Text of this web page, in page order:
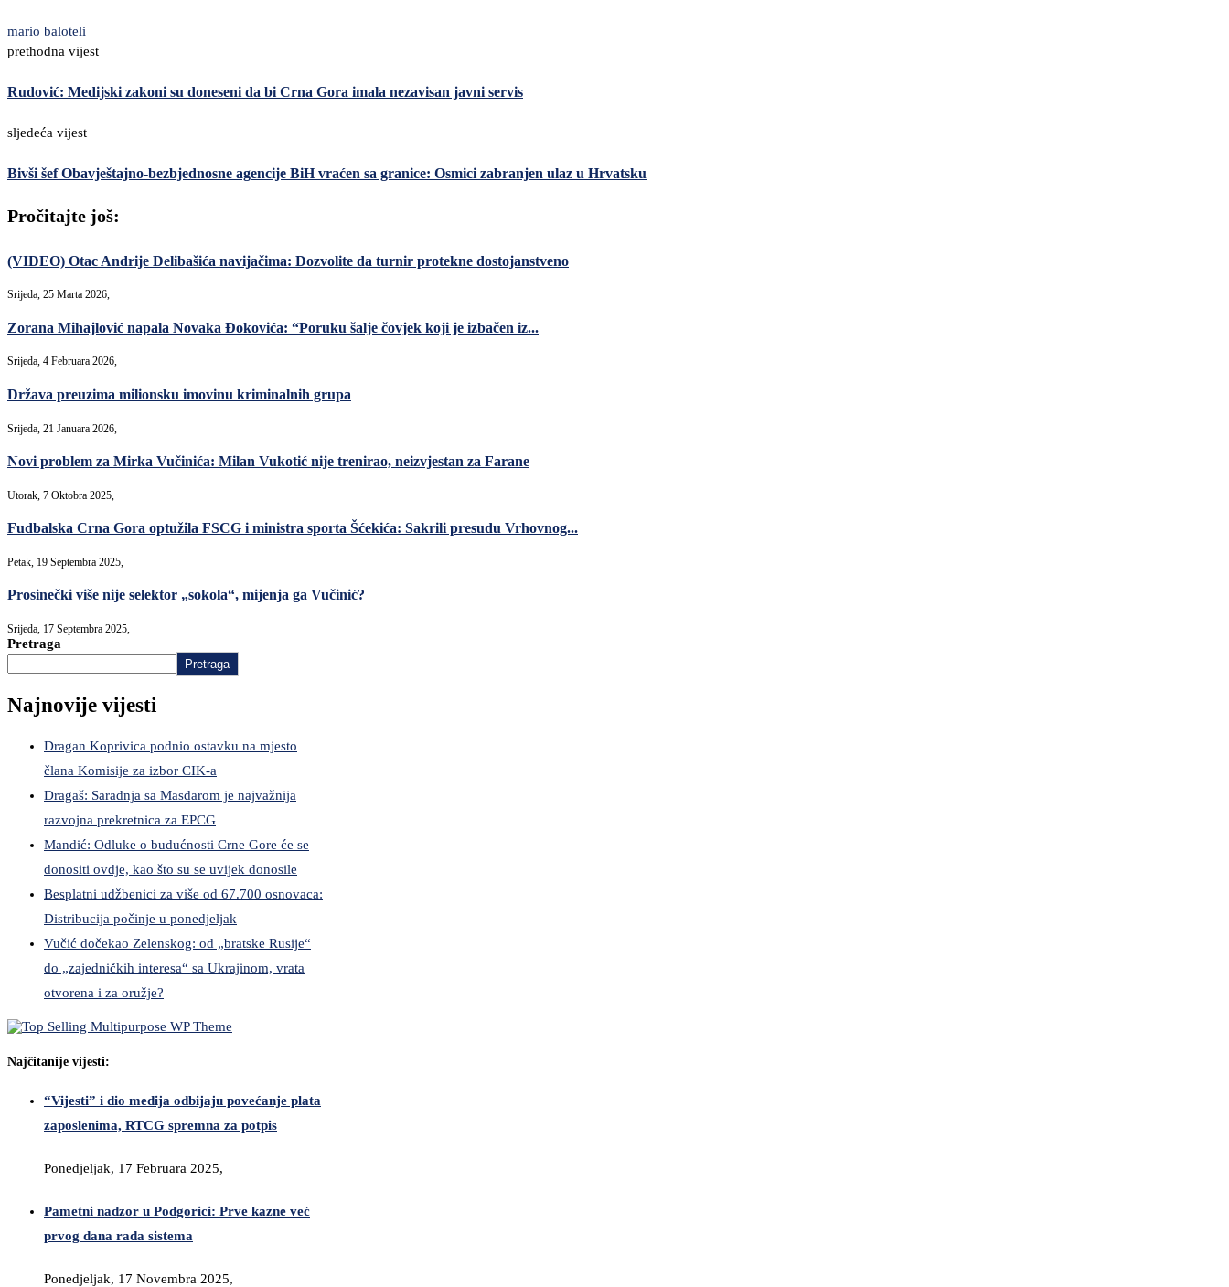
mario baloteli
prethodna vijest
Rudović: Medijski zakoni su doneseni da bi Crna Gora imala nezavisan javni servis
sljedeća vijest
Bivši šef Obavještajno-bezbjednosne agencije BiH vraćen sa granice: Osmici zabranjen ulaz u Hrvatsku
Pročitajte još:
(VIDEO) Otac Andrije Delibašića navijačima: Dozvolite da turnir protekne dostojanstveno
Srijeda, 25 Marta 2026,
Zorana Mihajlović napala Novaka Đokovića: “Poruku šalje čovjek koji je izbačen iz...
Srijeda, 4 Februara 2026,
Država preuzima milionsku imovinu kriminalnih grupa
Srijeda, 21 Januara 2026,
Novi problem za Mirka Vučinića: Milan Vukotić nije trenirao, neizvjestan za Farane
Utorak, 7 Oktobra 2025,
Fudbalska Crna Gora optužila FSCG i ministra sporta Šćekića: Sakrili presudu Vrhovnog...
Petak, 19 Septembra 2025,
Prosinečki više nije selektor „sokola“, mijenja ga Vučinić?
Srijeda, 17 Septembra 2025,
Pretraga
Pretraga
Najnovije vijesti
Dragan Koprivica podnio ostavku na mjesto
člana Komisije za izbor CIK-a
Dragaš: Saradnja sa Masdarom je najvažnija
razvojna prekretnica za EPCG
Mandić: Odluke o budućnosti Crne Gore će se
donositi ovdje, kao što su se uvijek donosile
Besplatni udžbenici za više od 67.700 osnovaca:
Distribucija počinje u ponedjeljak
Vučić dočekao Zelenskog: od „bratske Rusije“
do „zajedničkih interesa“ sa Ukrajinom, vrata
otvorena i za oružje?
Najčitanije vijesti:
“Vijesti” i dio medija odbijaju povećanje plata
zaposlenima, RTCG spremna za potpis
Ponedjeljak, 17 Februara 2025,
Pametni nadzor u Podgorici: Prve kazne već
prvog dana rada sistema
Ponedjeljak, 17 Novembra 2025,